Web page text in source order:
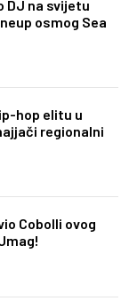
DJ na svijetu
osmog Sea
hop elitu u
regionalni
Cobolli ovog